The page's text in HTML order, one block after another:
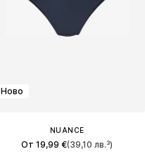
Ново
NUANCE
От 19,99 €(39,10 лв.³)